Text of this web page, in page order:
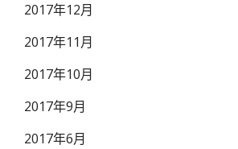
2017年12月
2017年11月
2017年10月
2017年9月
2017年6月